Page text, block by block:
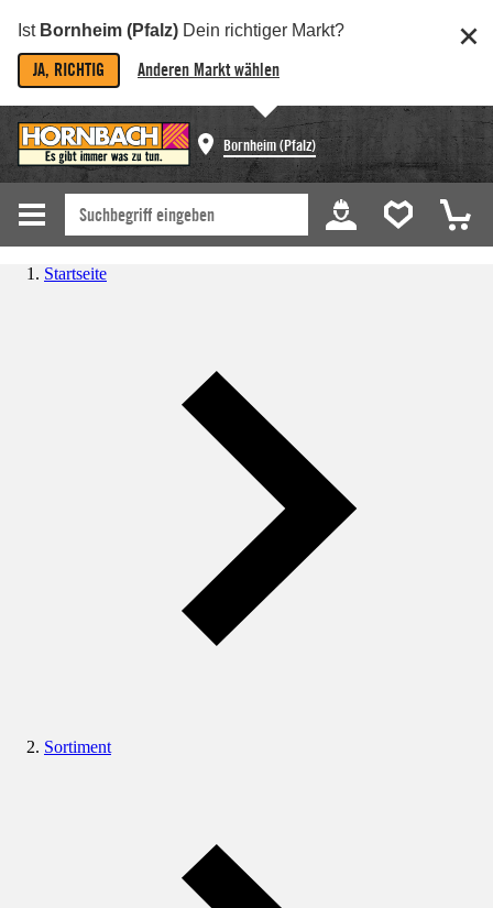
Ist Bornheim (Pfalz) Dein richtiger Markt?
JA, RICHTIG Anderen Markt wählen
Bornheim (Pfalz)
Startseite
Sortiment